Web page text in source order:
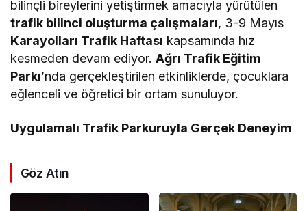
bilinçli bireylerini yetiştirmek amacıyla yürütülen
trafik bilinci oluşturma çalışmaları, 3-9 Mayıs
Karayolları Trafik Haftası kapsamında hız
kesmeden devam ediyor.Ağrı Trafik Eğitim
Parkı’nda gerçekleştirilen etkinliklerde, çocuklara
eğlenceli ve öğretici bir ortam sunuluyor.
Uygulamalı Trafik Parkuruyla Gerçek Deneyim
Göz Atın